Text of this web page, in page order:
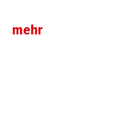
mehr